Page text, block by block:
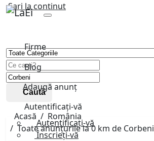
Sari la continut
Firme
Blog
Adaugă anunț
Autentificați-vă
Autentificați-vă
Înscrieți-vă
Caută
Acasă
România
Toate anunțurile la 0 km de Corbeni